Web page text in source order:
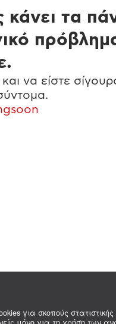
για σκοπούς στατιστικής
τα
να είστε